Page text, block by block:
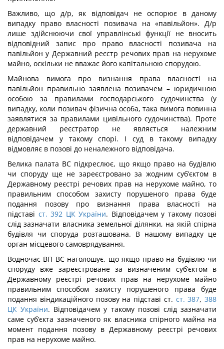
Важливо, що д/р, як відповідач не оспорює в даному
випадку право власності позивача на «павільйон». Д/р
лише здійснюючи свої управлінські функції не вносить
відповідний запис про право власності позивача на
павільйон у Державний реєстр речових прав на нерухоме
майно, оскільки не вважає його капітальною спорудою.
Майнова вимога про визнання права власності на
павільйон правильно заявлена позивачем – юридичною
особою за правилами господарського судочинства (у
випадку, коли позивач фізична особа, така вимога повинна
заявлятися за правилами цивільного судочинства). Проте
державний реєстратор не являється належним
відповідачем у такому спорі. І суд в такому випадку
відмовляє в позові до неналежного відповідача.
Велика палата ВС підкреслює, що якщо право на будівлю
чи споруду ще не зареєстровано за жодним суб’єктом в
Державному реєстрі речових прав на нерухоме майно, то
правильним способом захисту порушеного права буде
подання позову про визнання права власності на
підставі ст. 392 ЦК України. Відповідачем у такому позові
слід зазначати власника земельної ділянки, на якій спірна
будівля чи споруда розташована. В нашому випадку це
орган місцевого самоврядування.
Водночас ВП ВС наголошує, що якщо право на будівлю чи
споруду вже зареєстроване за визначеним суб’єктом в
Державному реєстрі речових прав на нерухоме майно
правильним способом захисту порушеного права буде
подання віндикаційного позову на підставі ст. ст. 387, 388
ЦК України. Відповідачем у такому позові слід зазначати
саме суб’єкта зазначеного як власника спірного майна на
момент подання позову в Державному реєстрі речових
прав на нерухоме майно.